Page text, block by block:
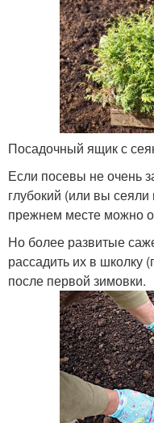
Посадочный ящик с
Если посевы не очень
глубокий (или вы
прежнем месте можно
Но более развитые
рассадить их в школку
после первой зимовки.